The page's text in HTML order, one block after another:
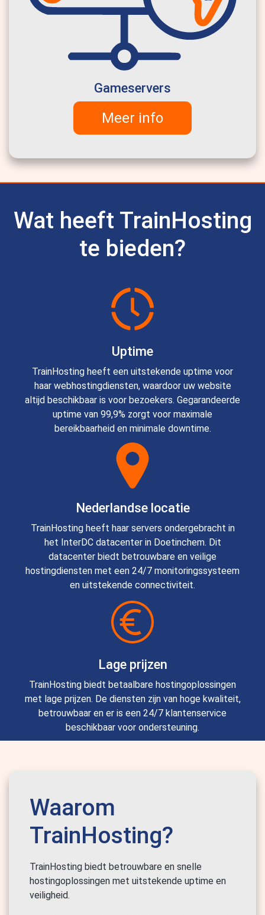
Gameservers
Meer info
Wat heeft TrainHosting
te bieden?
Uptime
TrainHosting heeft een uitstekende uptime voor
haar webhostingdiensten, waardoor uw website
altijd beschikbaar is voor bezoekers. Gegarandeerde
uptime van 99,9% zorgt voor maximale
bereikbaarheid en minimale downtime.
Nederlandse locatie
TrainHosting heeft haar servers ondergebracht in
het InterDC datacenter in Doetinchem. Dit
datacenter biedt betrouwbare en veilige
hostingdiensten met een 24/7 monitoringssysteem
en uitstekende connectiviteit.
Lage prijzen
TrainHosting biedt betaalbare hostingoplossingen
met lage prijzen. De diensten zijn van hoge kwaliteit,
betrouwbaar en er is een 24/7 klantenservice
beschikbaar voor ondersteuning.
Waarom
TrainHosting?
TrainHosting biedt betrouwbare en snelle
hostingoplossingen met uitstekende uptime en
veiligheid.